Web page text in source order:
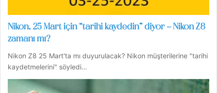
Nikon, 25 Mart için “tarihi kaydedin” diyor – Nikon Z8
zamanı mı?
Nikon Z8 25 Mart'ta mı duyurulacak? Nikon müşterilerine "tarihi
kaydetmelerini" söyledi…